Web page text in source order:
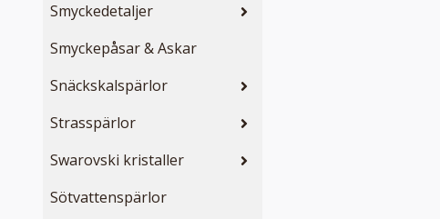
Smyckedetaljer
Smyckepåsar & Askar
Snäckskalspärlor
Strasspärlor
Swarovski kristaller
Sötvattenspärlor